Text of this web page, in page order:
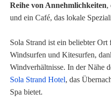
Reihe von Annehmlichkeiten,
und ein Café, das lokale
Sola Strand ist ein beliebter Ort
Windsurfen und Kitesurfen,
Windverhältnisse. In der Nähe
Sola Strand Hotel, das
Spa bietet.